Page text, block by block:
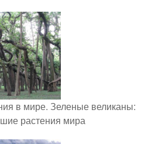
в мире. Зеленые великаны:
растения мира